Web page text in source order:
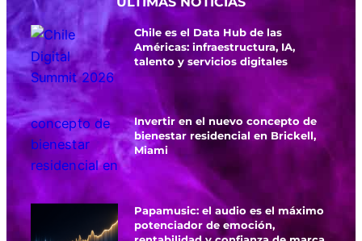
Chile es el Data Hub de las
Américas: infraestructura, IA,
talento y servicios digitales
Invertir en el nuevo concepto de
bienestar residencial en Brickell,
Miami
Papamusic: el audio es el máximo
potenciador de emoción,